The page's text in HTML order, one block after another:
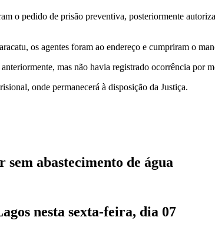
o pedido de prisão preventiva, posteriormente
os agentes foram ao endereço e cumpriram o
mas não havia registrado ocorrência por
onde permanecerá à disposição da Justiça.
abastecimento de água
nesta sexta-feira, dia 07